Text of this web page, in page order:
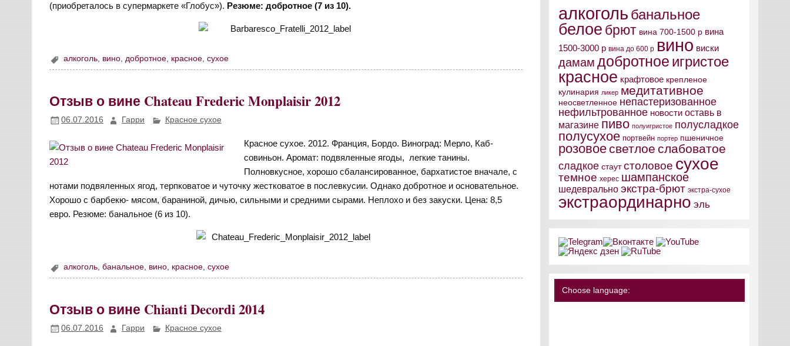
(приобреталось в супермаркете «Глобус»). Резюме: добротное (7 из 10).
алкоголь, вино,добротное, красное,сухое
Отзыв о вине Chateau Frederic Monplaisir 2012
06.07.2016 Гарри Красное сухое
Красное сухое. 2012. Франция, Бордо. Виноград: Мерло, Каб-
совиньон. Аромат: подвяленные ягоды, легкие танины.
Полновкусное, хорошо сбалансированное, бархатистое вначале, с
нотами подвяленных ягод, терпковатое и чуточку жестковатое в послевкусии. Однако добротное и основательное.
Хорошо с барбекю- мясом, бараниной, дичью, сильными и средними сырами. Неплохо и без закуски. Цена: 8,5
евро. Резюме: банальное (6 из 10).
алкоголь,банальное, вино, красное,сухое
Отзыв о вине Chianti Decordi 2014
06.07.2016 Гарри Красное сухое
алкоголь банальное
белое брют вина 700-1500 р вина
1500-3000 р вина до 600 р вино виски
дамам добротное игристое
красное крафтовое крепленое
кулинария ликер медитативное
неосветленное непастеризованное
нефильтрованное новости оставь в
магазине пиво полуигристое полусладкое
полусухое портвейн портер пшеничное
розовоесветлое слабоватое
сладкое стаут столовое сухое
темное херес шампанское
шедеврально экстра-брют экстра-сухое
экстраординарно эль
Choose language: